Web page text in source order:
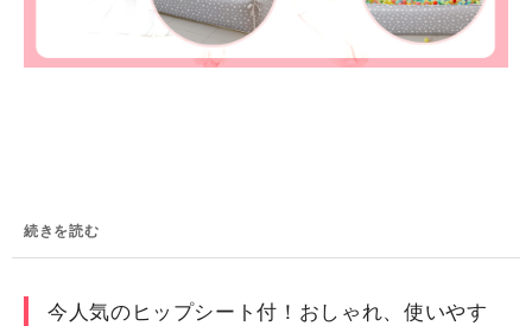
続きを読む
今人気のヒップシート付！おしゃれ、使いやす